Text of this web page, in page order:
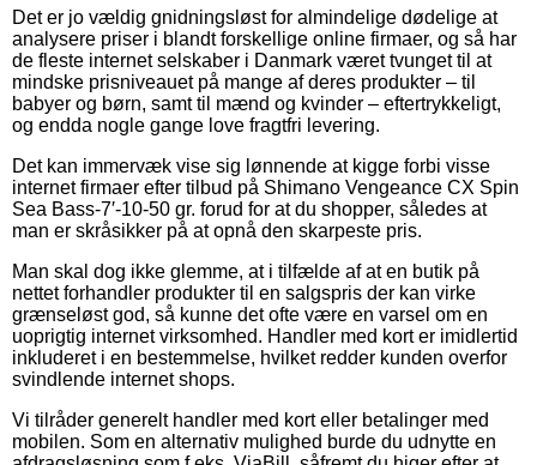
Det er jo vældig gnidningsløst for almindelige dødelige at
analysere priser i blandt forskellige online firmaer, og så har
de fleste internet selskaber i Danmark været tvunget til at
mindske prisniveauet på mange af deres produkter – til
babyer og børn, samt til mænd og kvinder – eftertrykkeligt,
og endda nogle gange love fragtfri levering.
Det kan immervæk vise sig lønnende at kigge forbi visse
internet firmaer efter tilbud på Shimano Vengeance CX Spin
Sea Bass-7′-10-50 gr. forud for at du shopper, således at
man er skråsikker på at opnå den skarpeste pris.
Man skal dog ikke glemme, at i tilfælde af at en butik på
nettet forhandler produkter til en salgspris der kan virke
grænseløst god, så kunne det ofte være en varsel om en
uoprigtig internet virksomhed. Handler med kort er imidlertid
inkluderet i en bestemmelse, hvilket redder kunden overfor
svindlende internet shops.
Vi tilråder generelt handler med kort eller betalinger med
mobilen. Som en alternativ mulighed burde du udnytte en